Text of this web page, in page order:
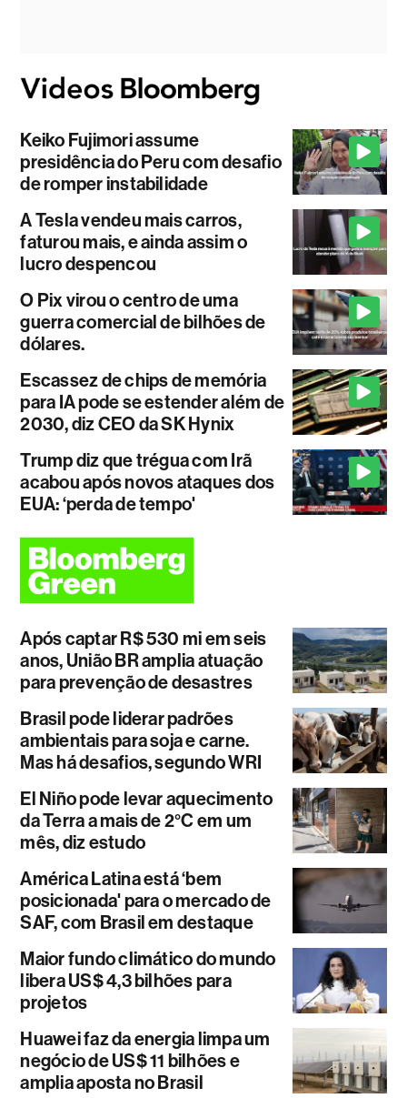
Keiko Fujimori assume
presidência do Peru com desafio
de romper instabilidade
A Tesla vendeu mais carros,
faturou mais, e ainda assim o
lucro despencou
O Pix virou o centro de uma
guerra comercial de bilhões de
dólares.
Escassez de chips de memória
para IA pode se estender além de
2030, diz CEO da SK Hynix
Trump diz que trégua com Irã
acabou após novos ataques dos
EUA: ‘perda de tempo'
Após captar R$ 530 mi em seis
anos, União BR amplia atuação
para prevenção de desastres
Brasil pode liderar padrões
ambientais para soja e carne.
Mas há desafios, segundo WRI
El Niño pode levar aquecimento
da Terra a mais de 2°C em um
mês, diz estudo
América Latina está ‘bem
posicionada' para o mercado de
SAF, com Brasil em destaque
Maior fundo climático do mundo
libera US$ 4,3 bilhões para
projetos
Huawei faz da energia limpa um
negócio de US$ 11 bilhões e
amplia aposta no Brasil